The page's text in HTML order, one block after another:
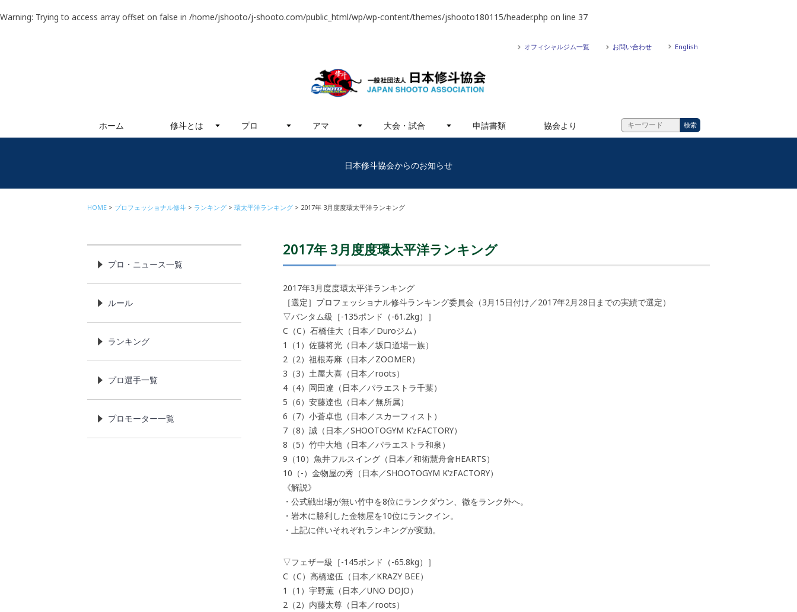
Warning: Trying to access array offset on false in /home/jshooto/j-shooto.com/public_html/wp/wp-content/themes/jshooto180115/header.php on line 37
オフィシャルジム一覧 お問い合わせ English
ホーム 修斗とは プロ アマ 大会・試合 申請書類 協会より
日本修斗協会からのお知らせ
HOME プロフェッショナル修斗 ランキング 環太平洋ランキング 2017年 3月度度環太平洋ランキング
2017年 3月度度環太平洋ランキング
2017年3月度度環太平洋ランキング
［選定］プロフェッショナル修斗ランキング委員会（3月15日付け／2017年2月28日までの実績で選定）
▽バンタム級［-135ポンド（-61.2kg）］
C（C）石橋佳大（日本／Duroジム）
1（1）佐藤将光（日本／坂口道場一族）
2（2）祖根寿麻（日本／ZOOMER）
3（3）土屋大喜（日本／roots）
4（4）岡田遼（日本／パラエストラ千葉）
5（6）安藤達也（日本／無所属）
6（7）小蒼卓也（日本／スカーフィスト）
7（8）誠（日本／SHOOTOGYM K’zFACTORY）
8（5）竹中大地（日本／パラエストラ和泉）
9（10）魚井フルスイング（日本／和術慧舟會HEARTS）
10（-）金物屋の秀（日本／SHOOTOGYM K’zFACTORY）
《解説》
・公式戦出場が無い竹中を8位にランクダウン、徹をランク外へ。
・岩木に勝利した金物屋を10位にランクイン。
・上記に伴いそれぞれランキングが変動。
▽フェザー級［-145ポンド（-65.8kg）］
C（C）高橋遼伍（日本／KRAZY BEE）
1（1）宇野薫（日本／UNO DOJO）
2（2）内藤太尊（日本／roots）
プロ・ニュース一覧
ルール
ランキング
プロ選手一覧
プロモーター一覧